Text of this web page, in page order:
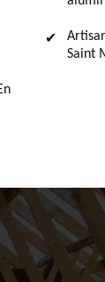
Saint